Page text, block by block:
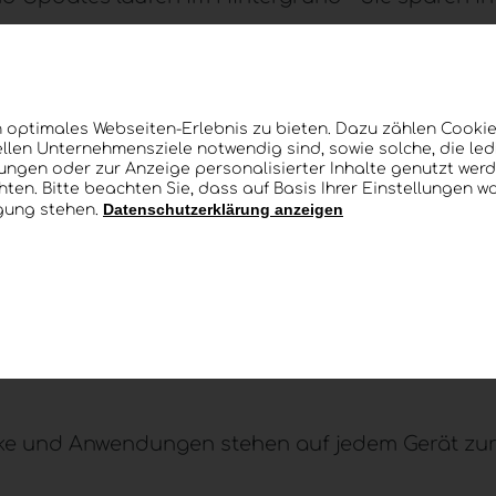
Rechtsraum – mit klaren Zuständigkeiten
aus der Cloud – überall
standortunabhängig – ohne dass Sie
Arbeitsumgebung bleibt identisch, weil
und Anwendungen stehen auf jedem Gerät
optimales Webseiten-Erlebnis zu bieten. Dazu zählen
Unternehmensziele notwendig sind, sowie solche, die
oder zur Anzeige personalisierter Inhalte genutzt
Bitte beachten Sie, dass auf Basis Ihrer Einstellungen
stehen. Datenschutzerklärung anzeigen